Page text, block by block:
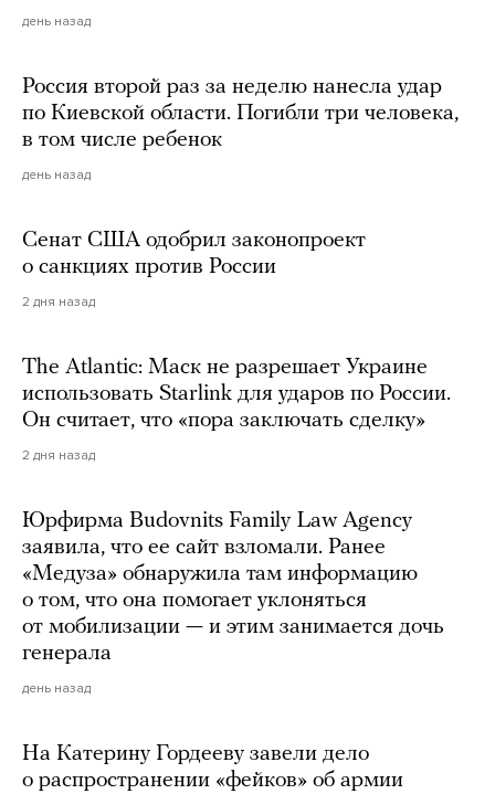
день назад
Россия второй раз за неделю нанесла удар
по Киевской области. Погибли три человека,
в том числе ребенок
день назад
Сенат США одобрил законопроект
о санкциях против России
2 дня назад
The Atlantic: Маск не разрешает Украине
использовать Starlink для ударов по России.
Он считает, что «пора заключать сделку»
2 дня назад
Юрфирма Budovnits Family Law Agency
заявила, что ее сайт взломали. Ранее
«Медуза» обнаружила там информацию
о том, что она помогает уклоняться
от мобилизации — и этим занимается дочь
генерала
день назад
На Катерину Гордееву завели дело
о распространении «фейков» об армии